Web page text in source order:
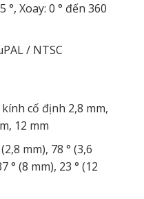
°, Xoay: 0 ° đến 360
PAL / NTSC
cố định 2,8 mm,
12 mm
mm), 78 ° (3,6
° (8 mm), 23 ° (12